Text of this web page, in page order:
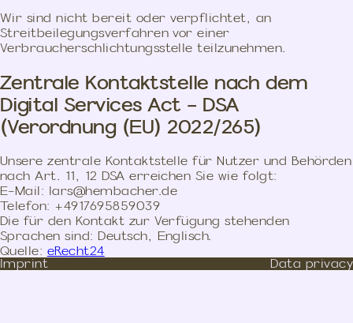
Wir sind nicht bereit oder verpflichtet, an
Streitbeilegungsverfahren vor einer
Verbraucherschlichtungsstelle teilzunehmen.
Zentrale Kontaktstelle nach dem
Digital Services Act - DSA
(Verordnung (EU) 2022/265)
Unsere zentrale Kontaktstelle für Nutzer und Behörden
nach Art. 11, 12 DSA erreichen Sie wie folgt:
E-Mail: lars@hembacher.de
Telefon: +4917695859039
Die für den Kontakt zur Verfügung stehenden
Sprachen sind: Deutsch, Englisch.
Quelle: eRecht24
Imprint Data privacy